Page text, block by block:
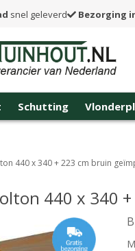
snel geleverd Bezorging
Schutting
440 x 340 + 223 cm bruin
440 x 340